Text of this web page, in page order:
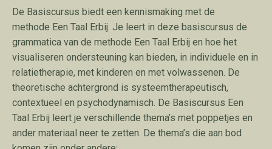
De Basiscursus biedt een kennismaking met de
methode Een Taal Erbij. Je leert in deze basiscursus de
grammatica van de methode Een Taal Erbij en hoe het
visualiseren ondersteuning kan bieden, in individuele en in
relatietherapie, met kinderen en met volwassenen. De
theoretische achtergrond is systeemtherapeutisch,
contextueel en psychodynamisch. De Basiscursus Een
Taal Erbij leert je verschillende thema’s met poppetjes en
ander materiaal neer te zetten. De thema’s die aan bod